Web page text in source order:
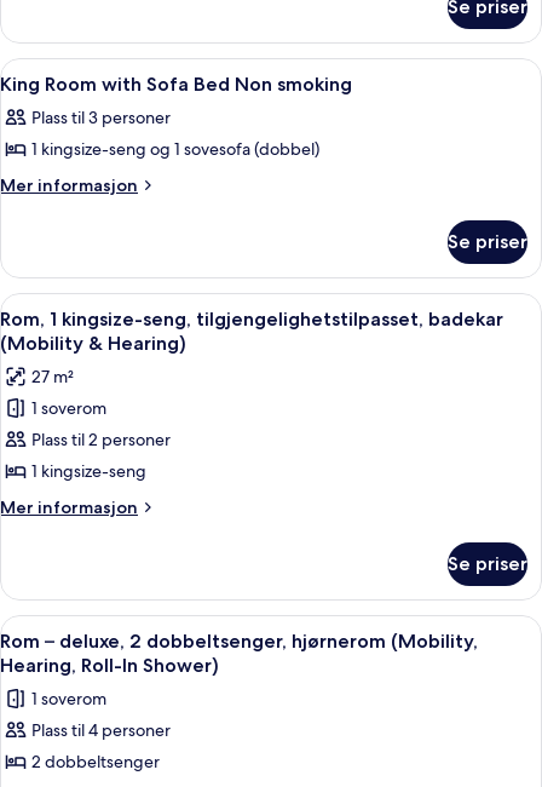
with
Full
Bay
View
Non
King
Room
with
Bay
View
smoking
Se priser
Åpne
alle
bildene
av
King
Sofa
Bed
Non
smoking
Sengetøy av topp kvalitet, dundyner
10
King Room with Sofa Bed Non smoking
Plass til 3 personer
1 kingsize-seng og 1 sovesofa (dobbel)
Mer informasjon
Mer
Room
with
Sofa
Bed
Non
smoking
Se priser
Åpne
alle
bildene
av
Rom,
1
kingsize-
seng,
(Mobility
&
Hearing)
Sengetøy av topp kvalitet, dundyner
4
Rom, 1 kingsize-seng, tilgjengelighetstilpasset, badekar
(Mobility & Hearing)
27 m²
1 soverom
Plass til 2 personer
1 kingsize-seng
Mer informasjon
Mer
1
kingsize-
seng,
tilgjengelighetstilpasset,
badekar
(Mobility
&
Se priser
Åpne
alle
bildene
av
Rom
–
Sengetøy av topp kvalitet, dundyner
4
Rom – deluxe, 2 dobbeltsenger, hjørnerom (Mobility,
Hearing, Roll-In Shower)
1 soverom
Plass til 4 personer
2 dobbeltsenger